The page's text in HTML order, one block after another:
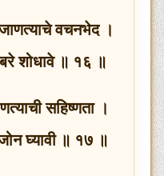
वचनभेद ।
शोधावे ॥ १६ ॥
सहिष्णता ।
घ्यावी ॥ १७ ॥